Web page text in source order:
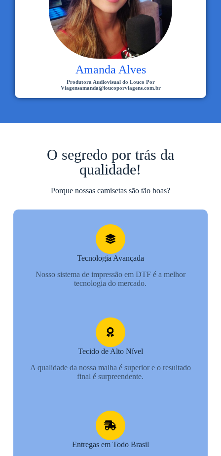
Amanda Alves
Produtora Audiovisual do Louco Por
Viagensamanda@loucoporviagens.com.br
O segredo por trás da
qualidade!
Porque nossas camisetas são tão boas?
Tecnologia Avançada
Nosso sistema de impressão em DTF é a melhor
tecnologia do mercado.
Tecido de Alto Nível
A qualidade da nossa malha é superior e o resultado
final é surpreendente.
Entregas em Todo Brasil